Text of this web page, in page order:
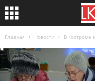
Главная Новости В Костроме